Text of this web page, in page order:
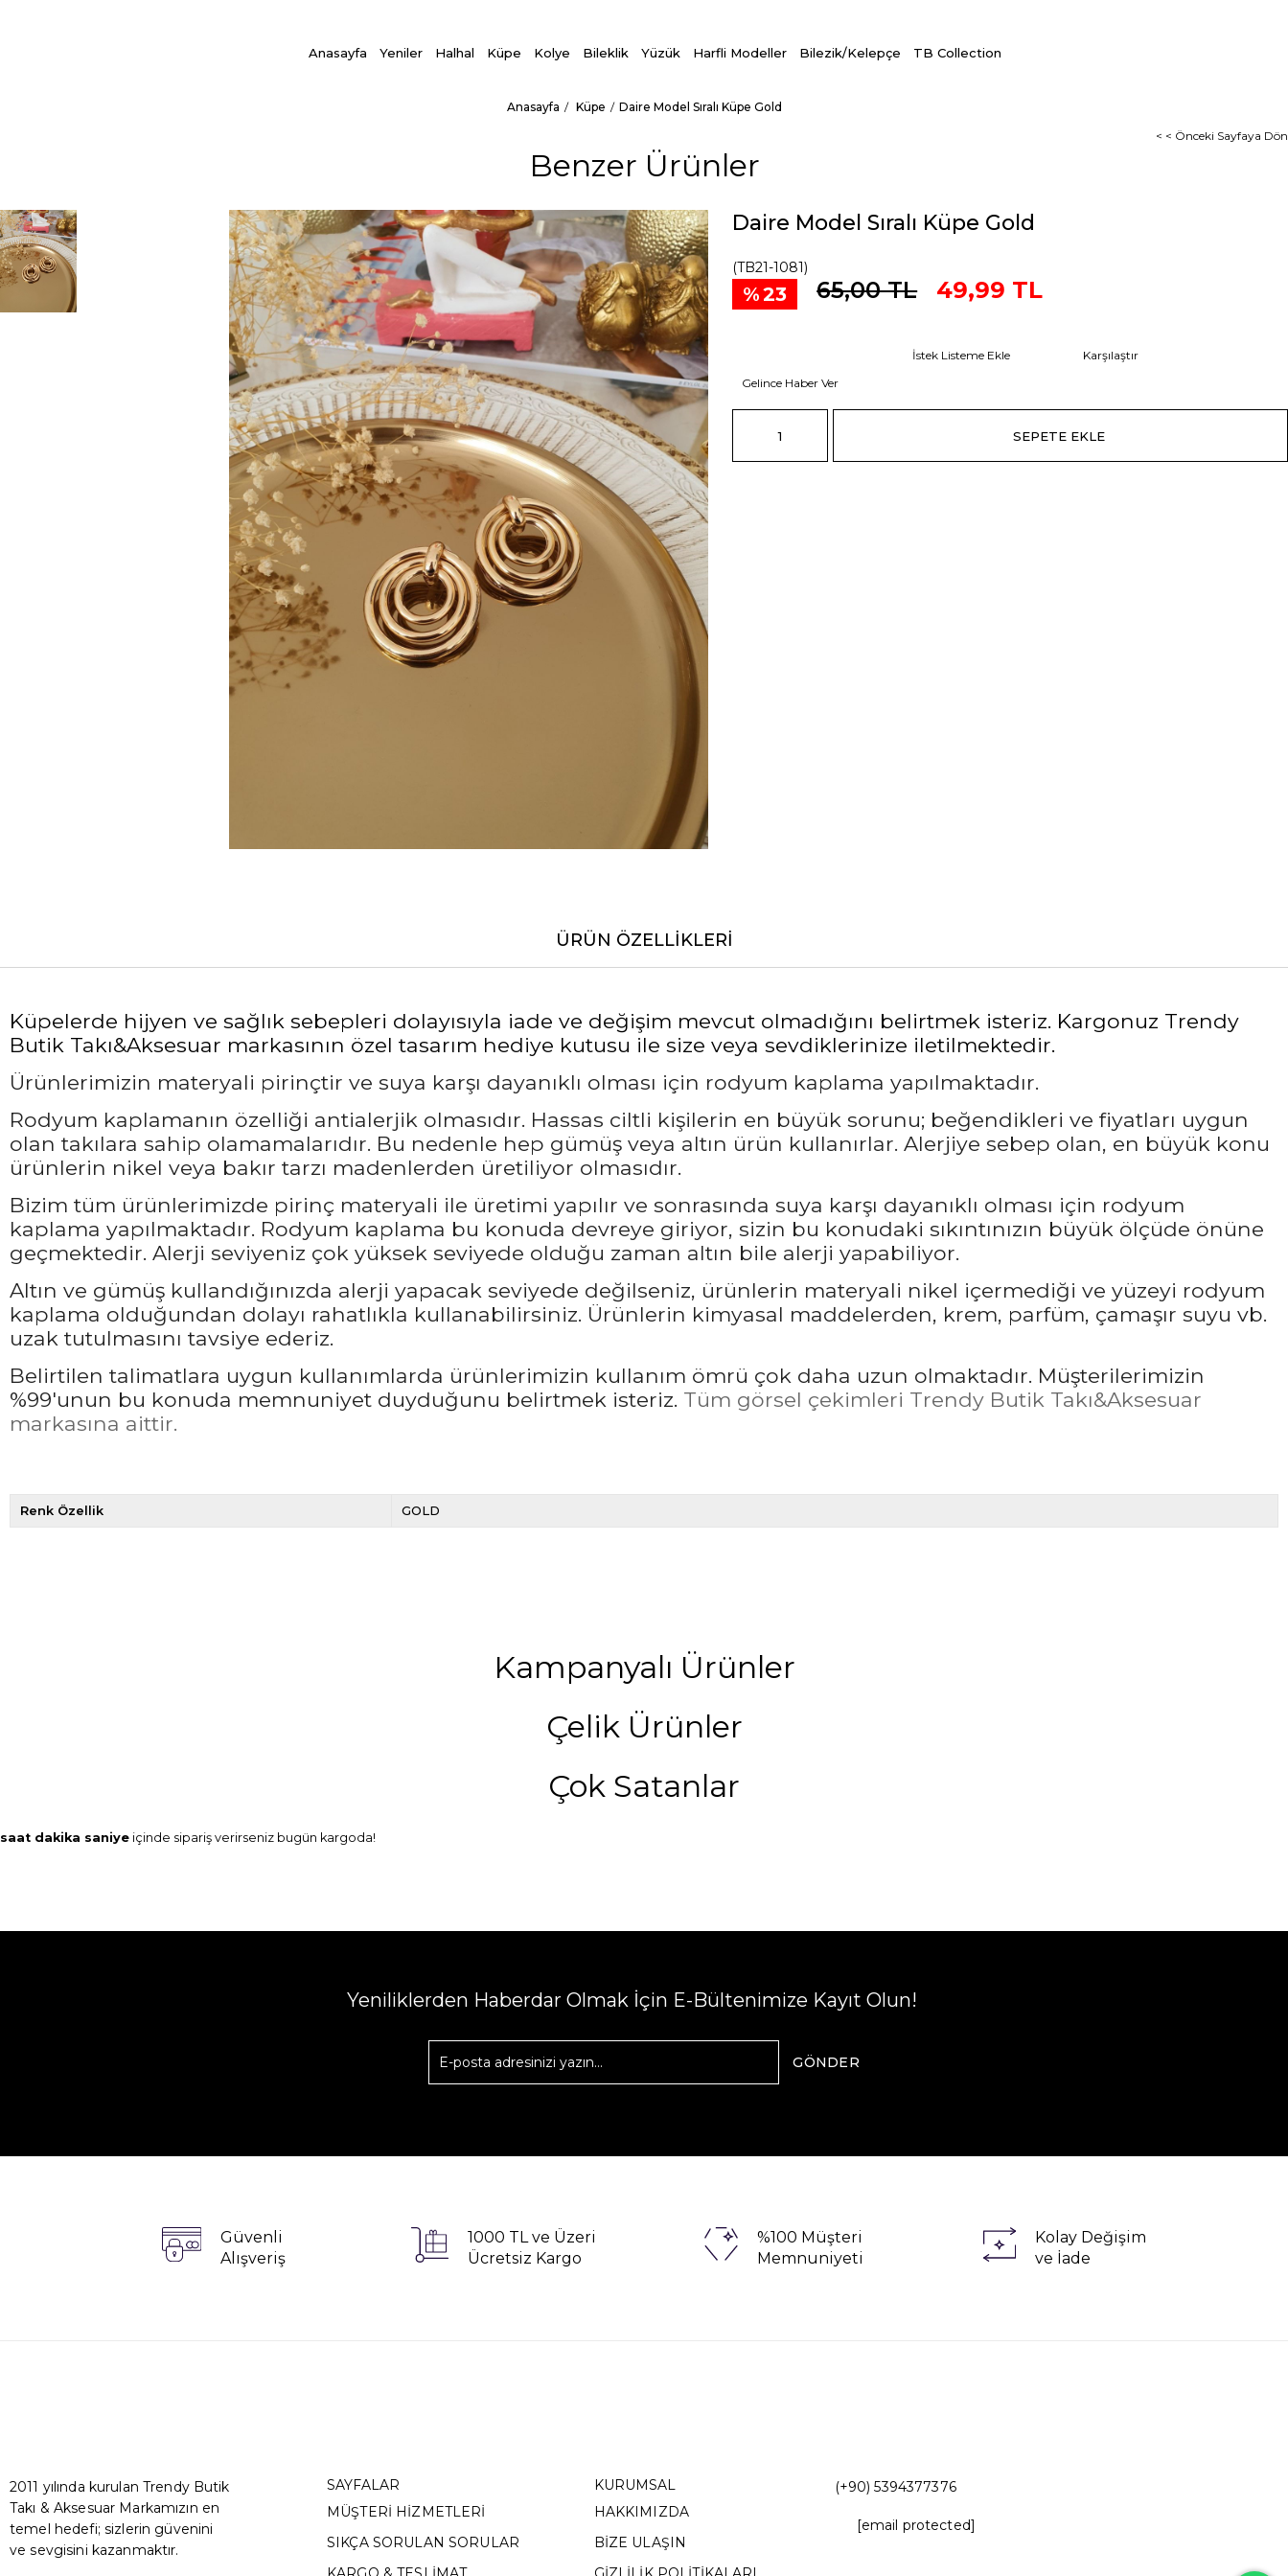
Anasayfa Yeniler Halhal Küpe Kolye Bileklik Yüzük Harfli Modeller Bilezik/Kelepçe TB Collection
Anasayfa Küpe
Daire Model Sıralı Küpe Gold
< < Önceki Sayfaya Dön
Benzer Ürünler
Daire Model Sıralı Küpe Gold
(TB21-1081)
23 65,00 TL 49,99 TL
İstek Listeme Ekle
Karşılaştır
Gelince Haber Ver
ÜRÜN ÖZELLIKLERI
Küpelerde hijyen ve sağlık sebepleri dolayısıyla iade ve değişim mevcut olmadığını belirtmek isteriz. Kargonuz Trendy
Butik Takı&Aksesuar markasının özel tasarım hediye kutusu ile size veya sevdiklerinize iletilmektedir.
Ürünlerimizin materyali pirinçtir ve suya karşı dayanıklı olması için rodyum kaplama yapılmaktadır.
Rodyum kaplamanın özelliği antialerjik olmasıdır. Hassas ciltli kişilerin en büyük sorunu; beğendikleri ve fiyatları uygun
olan takılara sahip olamamalarıdır. Bu nedenle hep gümüş veya altın ürün kullanırlar. Alerjiye sebep olan, en büyük konu
ürünlerin nikel veya bakır tarzı madenlerden üretiliyor olmasıdır.
Bizim tüm ürünlerimizde pirinç materyali ile üretimi yapılır ve sonrasında suya karşı dayanıklı olması için rodyum
kaplama yapılmaktadır. Rodyum kaplama bu konuda devreye giriyor, sizin bu konudaki sıkıntınızın büyük ölçüde önüne
geçmektedir. Alerji seviyeniz çok yüksek seviyede olduğu zaman altın bile alerji yapabiliyor.
Altın ve gümüş kullandığınızda alerji yapacak seviyede değilseniz, ürünlerin materyali nikel içermediği ve yüzeyi rodyum
kaplama olduğundan dolayı rahatlıkla kullanabilirsiniz. Ürünlerin kimyasal maddelerden, krem, parfüm, çamaşır suyu vb.
uzak tutulmasını tavsiye ederiz.
Belirtilen talimatlara uygun kullanımlarda ürünlerimizin kullanım ömrü çok daha uzun olmaktadır. Müşterilerimizin
%99'unun bu konuda memnuniyet duyduğunu belirtmek isteriz. Tüm görsel çekimleri Trendy Butik Takı&Aksesuar
markasına aittir.
Renk Özellik GOLD
Kampanyalı Ürünler
Çelik Ürünler
Çok Satanlar
saat dakika saniye içinde sipariş verirseniz bugün kargoda!
Yeniliklerden Haberdar Olmak İçin E-Bültenimize Kayıt Olun!
GÖNDER
Güvenli
Alışveriş
1000 TL ve Üzeri
Ücretsiz Kargo
%100 Müşteri
Memnuniyeti
Kolay Değişim
ve İade
2011 yılında kurulan Trendy Butik
Takı & Aksesuar Markamızın en
temel hedefi; sizlerin güvenini
ve sevgisini kazanmaktır.
SAYFALAR
MÜŞTERİ HİZMETLERİ
SIKÇA SORULAN SORULAR
KURUMSAL
HAKKIMIZDA
BİZE ULAŞIN
(+90) 5394377376
[email protected]